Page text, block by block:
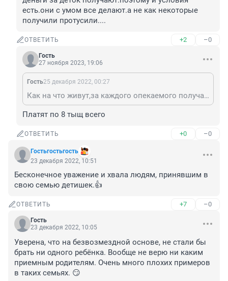
есть.они с умом все делают.а не как некоторые
получили протусили....
ОТВЕТИТЬ +2 –0
Гость
27 ноября 2023, 19:06
Гость25 декабря 2022, 00:27
Как на что живут,за каждого опекаемого получают денежку, как многодетные,он на 3х работах.хорошие деньги за деток получают.поэтому и условия есть.они с умом все делают.а не как некоторые получили протусили....
Платят по 8 тыщ всего
ОТВЕТИТЬ +0 –0
Гостьгостьгость
23 декабря 2022, 10:51
Бесконечное уважение и хвала людям, принявшим в
свою семью детишек.👍
ОТВЕТИТЬ +7 –0
Гость
23 декабря 2022, 10:05
Уверена, что на безвозмездной основе, не стали бы
брать ни одного ребёнка. Вообще не верю ни каким
приемным родителям. Очень много плохих примеров
в таких семьях. 😏